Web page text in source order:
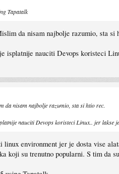
Tapatalk
da nisam najbolje razumio, sta si
isplatnije nauciti Devops koristeci
da nisam najbolje razumio, sta si htio rec.
nauciti Devops koristeci Linux.. jer lakse
environment jer je dosta vise
koji su trenutno popularni. S tim da